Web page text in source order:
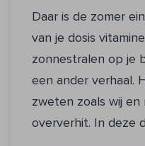
Daar is de zomer
van je dosis
zonnestralen op je
een ander verhaal.
zweten zoals wij en
oververhit. In deze